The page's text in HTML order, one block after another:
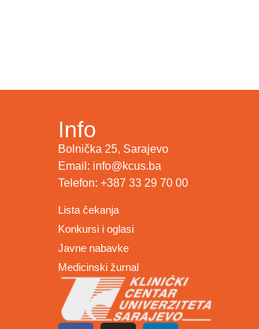
Info
Bolnička 25, Sarajevo
Email: info@kcus.ba
Telefon: +387 33 29 70 00
Lista čekanja
Konkursi i oglasi
Javne nabavke
Medicinski žurnal